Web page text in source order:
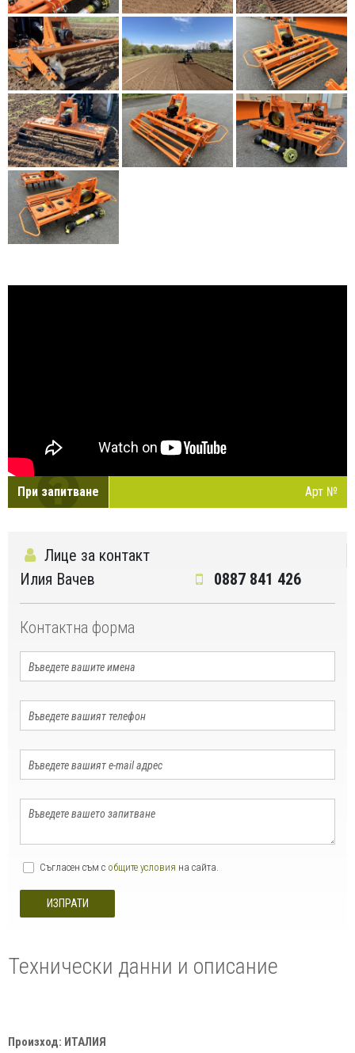
При запитване Арт №
Лице за контакт
Илия Вачев
0887 841 426
Контактна форма
Съгласен съм с общите условия на сайта.
ИЗПРАТИ
Технически данни и описание
Произход: ИТАЛИЯ